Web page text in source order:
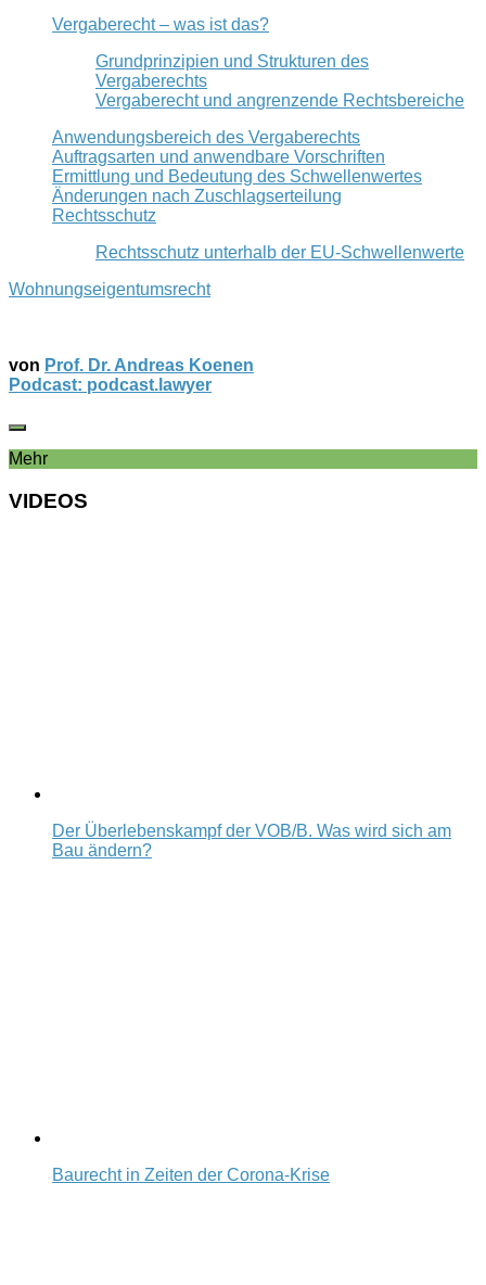
Vergaberecht – was ist das?
Grundprinzipien und Strukturen des
Vergaberechts
Vergaberecht und angrenzende Rechtsbereiche
Anwendungsbereich des Vergaberechts
Auftragsarten und anwendbare Vorschriften
Ermittlung und Bedeutung des Schwellenwertes
Änderungen nach Zuschlagserteilung
Rechtsschutz
Rechtsschutz unterhalb der EU-Schwellenwerte
Wohnungseigentumsrecht
von Prof. Dr. Andreas Koenen
Podcast: podcast.lawyer
Mehr
VIDEOS
Der Überlebenskampf der VOB/B. Was wird sich am
Bau ändern?
Baurecht in Zeiten der Corona-Krise